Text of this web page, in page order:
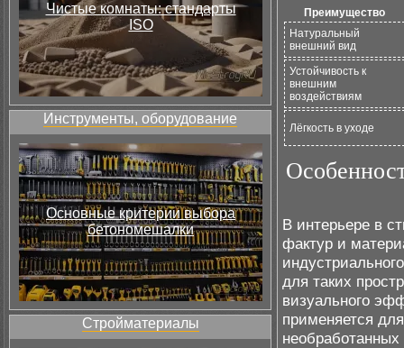
Чистые комнаты: стандарты
ISO
Инструменты, оборудование
Основные критерии выбора
бетономешалки
Стройматериалы
Преимущество
Натуральный
внешний вид
Устойчивость к
внешним
воздействиям
Лёгкость в уходе
В интерьере в
фактур и
для таких
визуального
применяется